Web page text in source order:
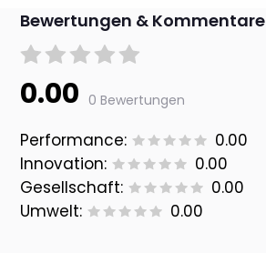
Bewertungen & Kommentare
0.00 0 Bewertungen
Performance:
0.00
Innovation:
0.00
Gesellschaft:
0.00
Umwelt:
0.00